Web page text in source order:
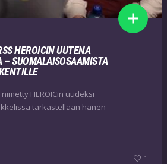
HEROICIN UUTENA
– SUOMALAISOSAAMISTA
HEROICin uudeksi
tarkastellaan hänen
1